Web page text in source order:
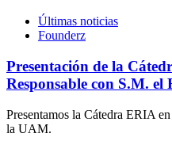
Últimas noticias
Founderz
Presentación de la
Responsable con S.M. el
Presentamos la Cátedra ERIA
la UAM.